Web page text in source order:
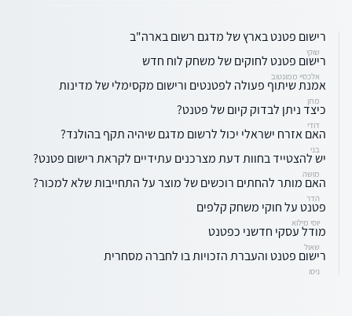
רישום פטנט בארץ של מדגם רשום בארה"ב
שוקי
רישום פטנט לחוקים של משחק לוח חדש
אלכסיי ממונטוב
אמנת שיתוף פעולה לפטנטים ורישום מקסימלי של מדינות
מתן
כיצד ניתן לבדוק קיום של פטנט?
דודי
האם אזרח ישראלי יכול לרשום מדגם שיהיה תקף בהולנד?
בני
יש להצטייד בחוות דעת מצרכנים עתידיים לקראת רישום פטנט?
מושה
האם מותר להחתים רוכשים של מוצר על התחייבות שלא למכור?
הדר
פטנט על חוקי משחק קלפים
יוסי מילוא
מודל עסקי חדשני כפטנט
שאול
רישום פטנט והעברת הזכויות בו לחברה מסחרית
ניסו